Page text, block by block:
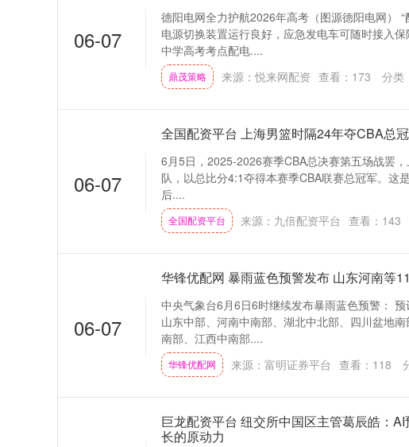
06-07
德阳电网全力护航2026年高考（图源德阳电网）
电源切换装置运行良好，应急发电车可随时接入
中学高考考点配电....
鼎茂策略 来源：悦来网配资 查看： 173 分类
06-07
全国配资平台 上海男篮时隔24年夺CBA总
6月5日，2025-2026赛季CBA总决赛第五场战罢
队，以总比分4:1夺得本赛季CBA联赛总冠军。这
后....
全国配资平台 来源：九倍配资平台 查看： 143
06-07
华锋优配网 暴雨蓝色预警发布 山东河南等
中央气象台6月6日6时继续发布暴雨蓝色预警： 预
山东中部、河南中南部、湖北中北部、四川盆地
南部、江西中南部....
华锋优配网 来源：富明证券平台 查看： 118
巨龙配资平台 纽交所中国区主管葛辰皓：
长的原动力